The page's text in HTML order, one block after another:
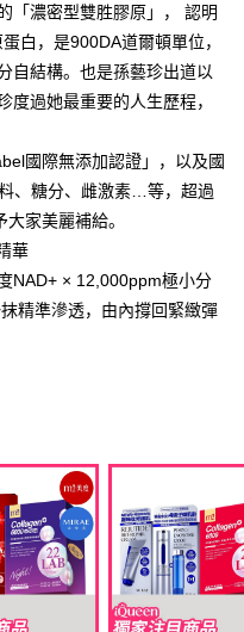
本服務所須提供之個人資料(包
、電話、收件地址)，將交付予
AFTEE 對於個人資料之蒐集、
蒐集、處理及利用告知聲明』
監護人之同意方可使用
，或欲行使相關法律權利，請聯
上開所示之個人資料，連同必
蒐集處理利用您的個人資
费
费
费
查看运费
查看运费
查看运费
「濃密型雙胜膠原」， 認明
白，是900DA道爾頓單位，
自結構。也是孫藝珍出道以
度過她最重要的人生歷程，
國際無添加認證」，以及國
、糖分、雌激素…等，超過
家美麗補給。
華
NAD+ × 12,000ppm極小分
精準滲透，由內撐回緊緻彈